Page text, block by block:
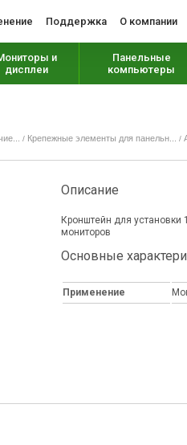
Поддержка О компании
и
дисплеи
Панельные
компьютеры
/ Крепежные элементы для панельн... /
Описание
Кронштейн для установки
мониторов
Основные
Применение